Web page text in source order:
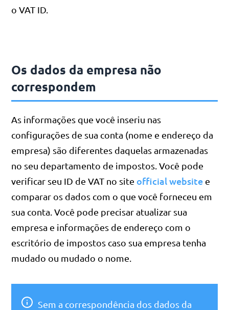
o VAT ID.
Os dados da empresa não
correspondem
As informações que você inseriu nas
configurações de sua conta (nome e endereço da
empresa) são diferentes daquelas armazenadas
no seu departamento de impostos. Você pode
verificar seu ID de VAT no site official website e
comparar os dados com o que você forneceu em
sua conta. Você pode precisar atualizar sua
empresa e informações de endereço com o
escritório de impostos caso sua empresa tenha
mudado ou mudado o nome.
Sem a correspondência dos dados da